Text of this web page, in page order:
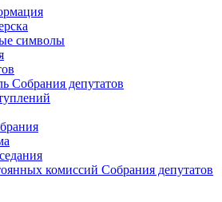
символы
Собрания депутатов
комиссий Собрания депутатов